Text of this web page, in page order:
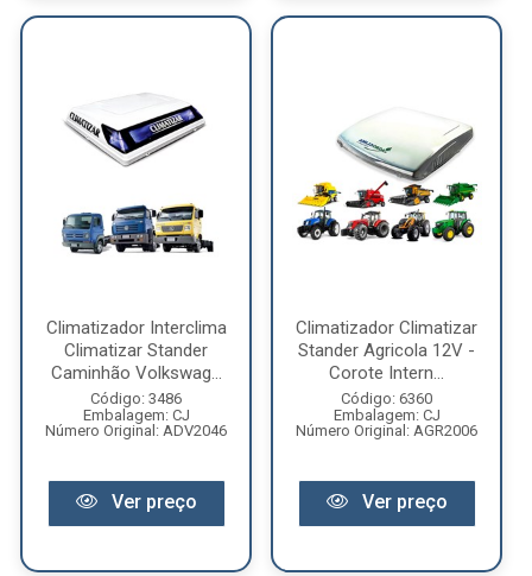
Climatizador Interclima
Climatizar Stander
Caminhão Volkswag...
Código: 3486
Embalagem: CJ
Número Original: ADV2046
Ver preço
Climatizador Climatizar
Stander Agricola 12V -
Corote Intern...
Código: 6360
Embalagem: CJ
Número Original: AGR2006
Ver preço